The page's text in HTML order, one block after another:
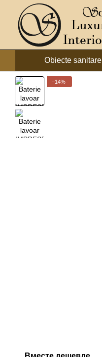
Mergi la conținutul principal
Obiecte sanitare
−14%